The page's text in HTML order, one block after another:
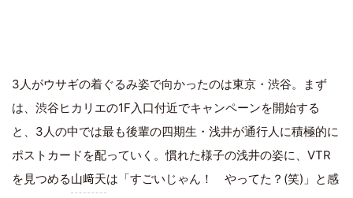
3人がウサギの着ぐるみ姿で向かったのは東京・渋谷。まず
は、渋谷ヒカリエの1F入口付近でキャンペーンを開始する
と、3人の中では最も後輩の四期生・浅井が通行人に積極的に
ポストカードを配っていく。慣れた様子の浅井の姿に、VTR
を見つめる山﨑天は「すごいじゃん！ やってた？(笑)」と感